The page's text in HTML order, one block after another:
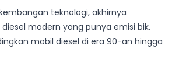
teknologi, akhirnya
modern yang punya emisi bik.
mobil diesel di era 90-an hingga